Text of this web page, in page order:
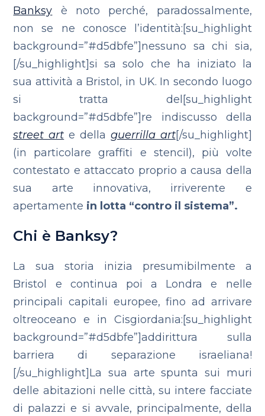
Banksy è noto perché, paradossalmente,
non se ne conosce l’identità:[su_highlight
background=”#d5dbfe”]nessuno sa chi sia,
[/su_highlight]si sa solo che ha iniziato la
sua attività a Bristol, in UK. In secondo luogo
si tratta del[su_highlight
background=”#d5dbfe”]re indiscusso della
street art e della guerrilla art[/su_highlight]
(in particolare graffiti e stencil), più volte
contestato e attaccato proprio a causa della
sua arte innovativa, irriverente e
apertamente in lotta “contro il sistema”.
Chi è Banksy?
La sua storia inizia presumibilmente a
Bristol e continua poi a Londra e nelle
principali capitali europee, fino ad arrivare
oltreoceano e in Cisgiordania:[su_highlight
background=”#d5dbfe”]addirittura sulla
barriera di separazione israeliana!
[/su_highlight]La sua arte spunta sui muri
delle abitazioni nelle città, su intere facciate
di palazzi e si avvale, principalmente, della